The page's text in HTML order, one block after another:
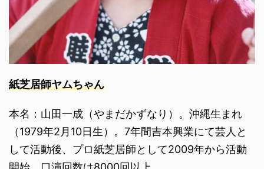
紙芝居師ヤムちゃん
本名：山田一成（やまだかずなり）。沖縄生まれ
（1979年2月10日生）。7年間吉本興業にて芸人と
して活動後、プロ紙芝居師として2009年から活動